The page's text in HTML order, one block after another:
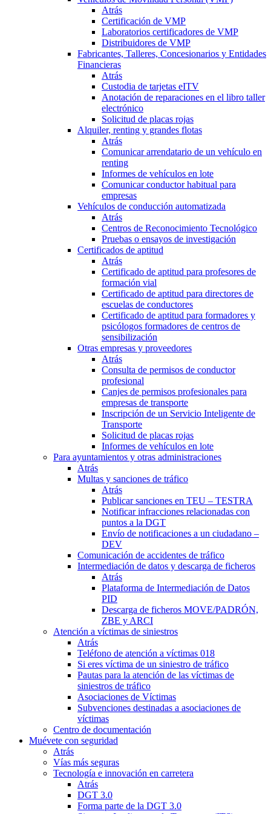
Atrás
Certificación de VMP
Laboratorios certificadores de VMP
Distribuidores de VMP
Fabricantes, Talleres, Concesionarios y Entidades
Financieras
Atrás
Custodia de tarjetas eITV
Anotación de reparaciones en el libro taller
electrónico
Solicitud de placas rojas
Alquiler, renting y grandes flotas
Atrás
Comunicar arrendatario de un vehículo en
renting
Informes de vehículos en lote
Comunicar conductor habitual para
empresas
Vehículos de conducción automatizada
Atrás
Centros de Reconocimiento Tecnológico
Pruebas o ensayos de investigación
Certificados de aptitud
Atrás
Certificado de aptitud para profesores de
formación vial
Certificado de aptitud para directores de
escuelas de conductores
Certificado de aptitud para formadores y
psicólogos formadores de centros de
sensibilización
Otras empresas y proveedores
Atrás
Consulta de permisos de conductor
profesional
Canjes de permisos profesionales para
empresas de transporte
Inscripción de un Servicio Inteligente de
Transporte
Solicitud de placas rojas
Informes de vehículos en lote
Para ayuntamientos y otras administraciones
Atrás
Multas y sanciones de tráfico
Atrás
Publicar sanciones en TEU – TESTRA
Notificar infracciones relacionadas con
puntos a la DGT
Envío de notificaciones a un ciudadano –
DEV
Comunicación de accidentes de tráfico
Intermediación de datos y descarga de ficheros
Atrás
Plataforma de Intermediación de Datos
PID
Descarga de ficheros MOVE/PADRÓN,
ZBE y ARCI
Atención a víctimas de siniestros
Atrás
Teléfono de atención a víctimas 018
Si eres víctima de un siniestro de tráfico
Pautas para la atención de las víctimas de
siniestros de tráfico
Asociaciones de Víctimas
Subvenciones destinadas a asociaciones de
víctimas
Centro de documentación
Muévete con seguridad
Atrás
Vías más seguras
Tecnología e innovación en carretera
Atrás
DGT 3.0
Forma parte de la DGT 3.0